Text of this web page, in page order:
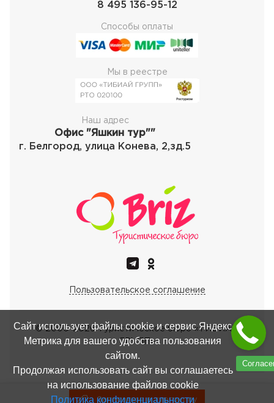
Записаться в тургруппу
Записаться в тургруппу
8 495 136-95-12
Способы оплаты
Мы в реестре
Наш адрес
Офис "Яшкин тур""
г. Белгород, улица Конева, 2,зд.5
Пользовательское соглашение
© 2000-2026Туристическое бюро «ТИБИАЙ
ГРУПП»
Сайт использует файлы cookie и сервис Яндекс
Метрика для вашего удобства пользования
сайтом.
Продолжая использовать сайт вы соглашаетесь
на использование файлов cookie
Политика конфиденциальности